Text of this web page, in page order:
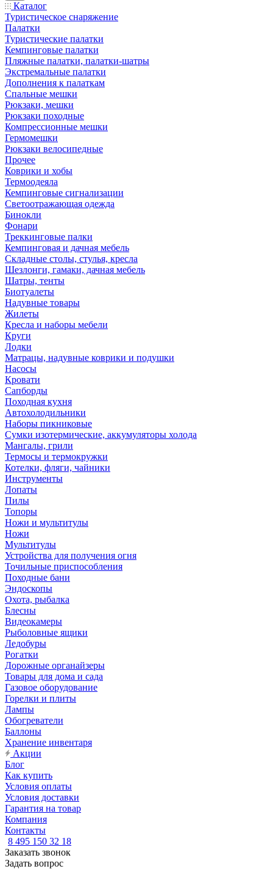
Каталог
Туристическое снаряжение
Палатки
Туристические палатки
Кемпинговые палатки
Пляжные палатки, палатки-шатры
Экстремальные палатки
Дополнения к палаткам
Спальные мешки
Рюкзаки, мешки
Рюкзаки походные
Компрессионные мешки
Гермомешки
Рюкзаки велосипедные
Прочее
Коврики и хобы
Термоодеяла
Кемпинговые сигнализации
Светоотражающая одежда
Бинокли
Фонари
Треккинговые палки
Кемпинговая и дачная мебель
Складные столы, стулья, кресла
Шезлонги, гамаки, дачная мебель
Шатры, тенты
Биотуалеты
Надувные товары
Жилеты
Кресла и наборы мебели
Круги
Лодки
Матрацы, надувные коврики и подушки
Насосы
Кровати
Сапборды
Походная кухня
Автохолодильники
Наборы пикниковые
Сумки изотермические, аккумуляторы холода
Мангалы, грили
Термосы и термокружки
Котелки, фляги, чайники
Инструменты
Лопаты
Пилы
Топоры
Ножи и мультитулы
Ножи
Мультитулы
Устройства для получения огня
Точильные приспособления
Походные бани
Эндоскопы
Охота, рыбалка
Блесны
Видеокамеры
Рыболовные ящики
Ледобуры
Рогатки
Дорожные органайзеры
Товары для дома и сада
Газовое оборудование
Горелки и плиты
Лампы
Обогреватели
Баллоны
Хранение инвентаря
Акции
Блог
Как купить
Условия оплаты
Условия доставки
Гарантия на товар
Компания
Контакты
8 495 150 32 18
Заказать звонок
Задать вопрос